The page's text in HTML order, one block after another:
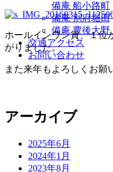
備庵 船小路町
備庵 別府堀田
備庵 豊後大野
交通アクセス
お問い合わせ
ホールインワン賞、１位
がりました。
また来年もよろしくお願
アーカイブ
2025年6月
2024年1月
2023年8月